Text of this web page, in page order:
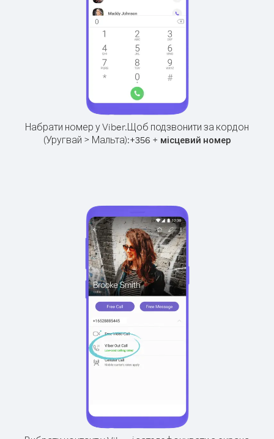
Набрати номер у Viber.Щоб подзвонити за кордон
(Уругвай > Мальта):+356 + місцевий номер